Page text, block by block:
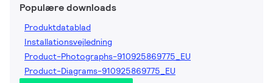
Populære downloads
Produktdatablad
Installationsvejledning
Product-Photographs-910925869775_EU
Product-Diagrams-910925869775_EU